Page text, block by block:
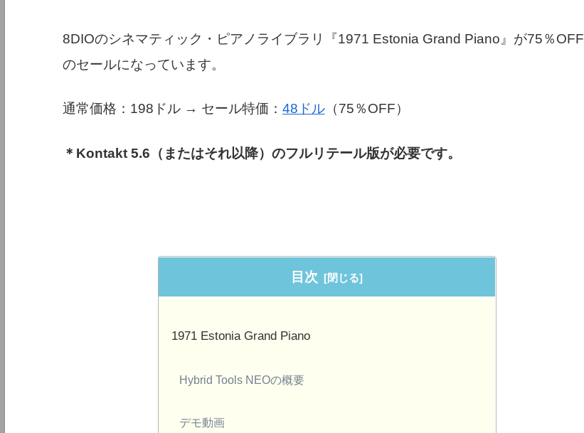
8DIOのシネマティック・ピアノライブラリ『1971 Estonia Grand Piano』が75％OFF
のセールになっています。
通常価格：198ドル → セール特価： 48ドル（75％OFF）
＊Kontakt 5.6（またはそれ以降）のフルリテール版が必要です。
目次
1971 Estonia Grand Piano
Hybrid Tools NEOの概要
デモ動画